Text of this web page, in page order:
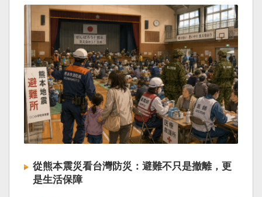
從熊本震災看台灣防災：避難不只是撤離，更
是生活保障